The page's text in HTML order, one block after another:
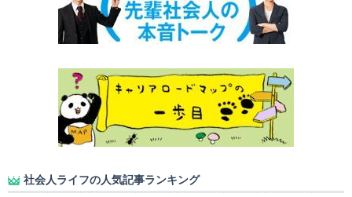
社会人ライフの人気記事ランキング